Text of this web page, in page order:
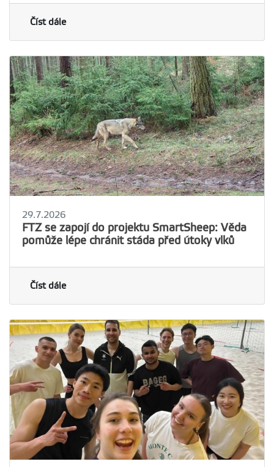
Číst dále
29.7.2026
FTZ se zapojí do projektu SmartSheep: Věda
pomůže lépe chránit stáda před útoky vlků
Číst dále